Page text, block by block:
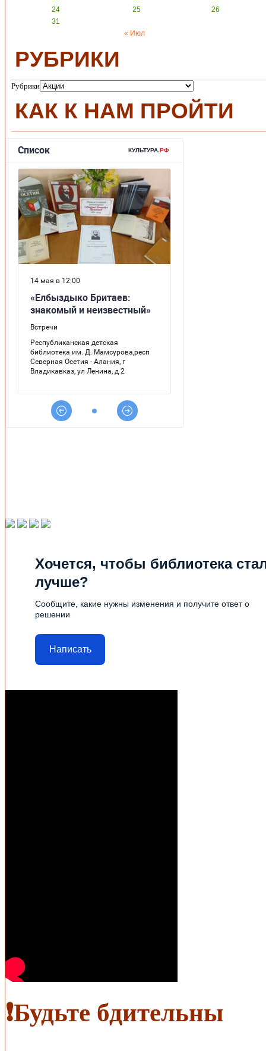
« Июл
24
25
26
31
РУБРИКИ
Рубрики
КАК К НАМ ПРОЙТИ
Хочется, чтобы библиотека
лучше?
Сообщите, какие нужны изменения и получите ответ о
решении
Написать
❗️Будьте бдительны